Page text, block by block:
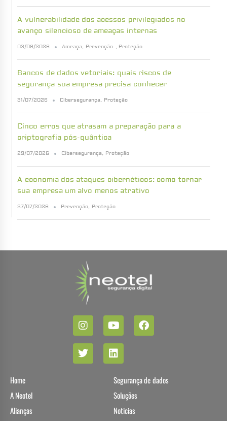
A vulnerabilidade dos acessos privilegiados no
avanço silencioso de ameaças internas
03/08/2026 Ameaça, Prevenção , Proteção
Bancos de dados vetoriais: quais riscos de
segurança sua empresa precisa conhecer
31/07/2026 Cibersegurança, Proteção
Cinco erros que atrasam a preparação para a
criptografia pós-quântica
29/07/2026 Cibersegurança, Proteção
A economia dos ataques cibernéticos: como tornar
sua empresa um alvo menos atrativo
27/07/2026 Prevenção, Proteção
Home
A Neotel
Alianças
Segurança de dados
Soluções
Noticias